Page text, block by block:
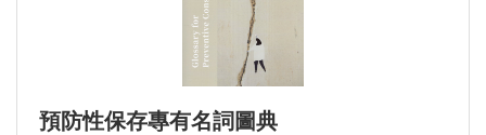
預防性保存專有名詞圖典